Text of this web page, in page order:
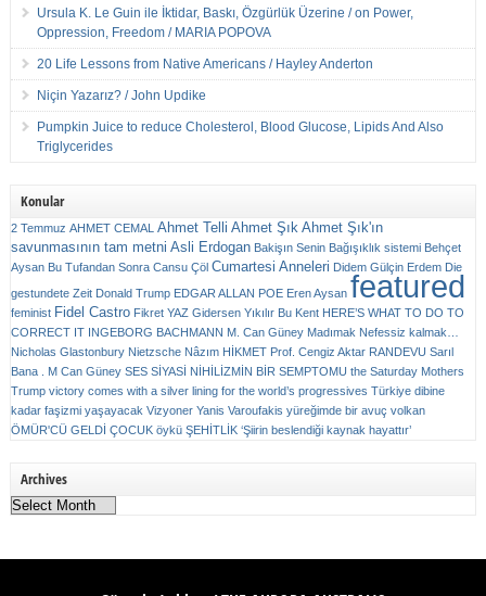
Ursula K. Le Guin ile İktidar, Baskı, Özgürlük Üzerine / on Power,
Oppression, Freedom / MARIA POPOVA
20 Life Lessons from Native Americans / Hayley Anderton
Niçin Yazarız? / John Updike
Pumpkin Juice to reduce Cholesterol, Blood Glucose, Lipids And Also
Triglycerides
Konular
2 Temmuz AHMET CEMAL Ahmet Telli Ahmet Şık Ahmet Şık'ın
savunmasının tam metni Asli Erdogan Bakişın Senin Bağışıklık sistemi Behçet
Aysan Bu Tufandan Sonra Cansu Çöl Cumartesi Anneleri Didem Gülçin Erdem Die
gestundete Zeit Donald Trump EDGAR ALLAN POE Eren Aysan featured
feminist Fidel Castro Fikret YAZ Gidersen Yıkılır Bu Kent HERE’S WHAT TO DO TO
CORRECT IT INGEBORG BACHMANN M. Can Güney Madımak Nefessiz kalmak…
Nicholas Glastonbury Nietzsche Nâzım HİKMET Prof. Cengiz Aktar RANDEVU Sarıl
Bana . M Can Güney SES SİYASİ NİHİLİZMİN BİR SEMPTOMU the Saturday Mothers
Trump victory comes with a silver lining for the world’s progressives Türkiye dibine
kadar faşizmi yaşayacak Vizyoner Yanis Varoufakis yüreğimde bir avuç volkan
ÖMÜR'CÜ GELDİ ÇOCUK öykü ŞEHİTLİK ‘Şiirin beslendiği kaynak hayattır’
Archives
Archives